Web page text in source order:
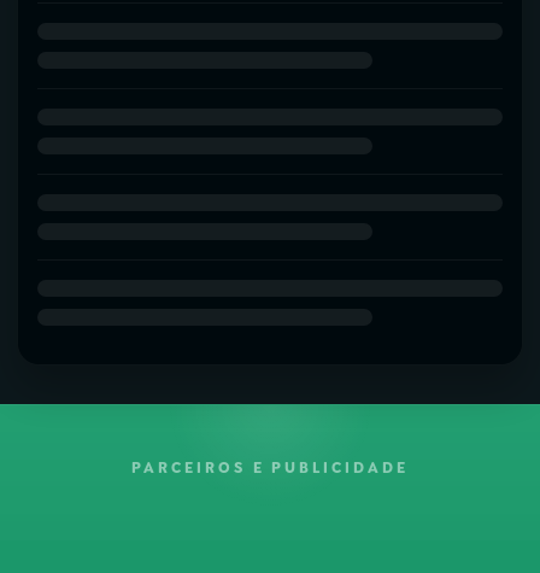
PARCEIROS E PUBLICIDADE